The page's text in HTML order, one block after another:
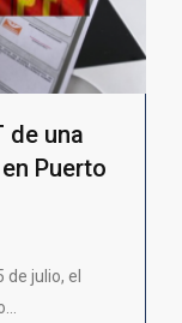
de una
Puerto
julio, el